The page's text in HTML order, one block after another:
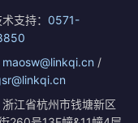
支持： 0571-
maosw@linkqi.cn /
江省杭州市钱塘新区